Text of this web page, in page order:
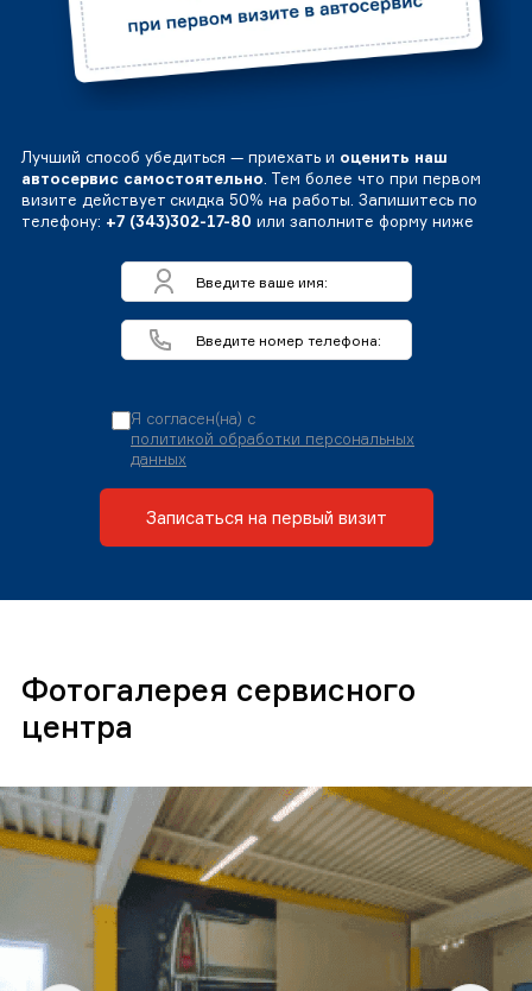
Лучший способ убедиться — приехать и оценить наш
автосервис самостоятельно. Тем более что при первом
визите действует скидка 50% на работы. Запишитесь по
телефону: +7 (343)302-17-80 или заполните форму ниже
Я согласен(на) с
политикой обработки персональных
данных
Записаться на первый визит
Фотогалерея сервисного
центра